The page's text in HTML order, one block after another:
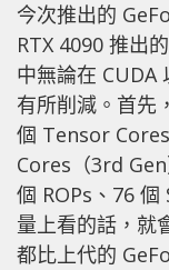
今次推出的
RTX 4090 推出
中無論在 CUDA
有所削減。首先
個 Tensor
Cores（3rd
個 ROPs、76
量上看的話，就
都比上代的